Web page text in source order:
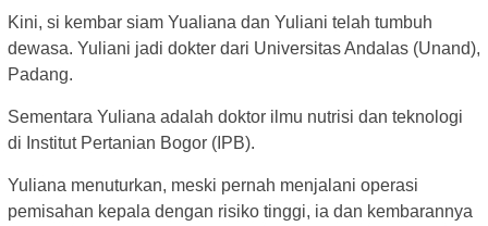
Kini, si kembar siam Yualiana dan Yuliani telah tumbuh
dewasa. Yuliani jadi dokter dari Universitas Andalas (Unand),
Padang.
Sementara Yuliana adalah doktor ilmu nutrisi dan teknologi
di Institut Pertanian Bogor (IPB).
Yuliana menuturkan, meski pernah menjalani operasi
pemisahan kepala dengan risiko tinggi, ia dan kembarannya